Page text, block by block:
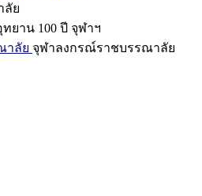
ลัย
ทยาน 100 ปี จุฬาฯ
าลัย จุฬาลงกรณ์ราชบรรณาลัย